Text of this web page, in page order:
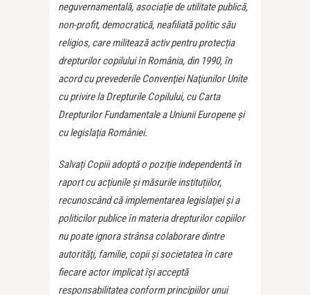
neguvernamentală, asociație de utilitate publică,
non-profit, democratică, neafiliată politic său
religios, care militează activ pentru protecția
drepturilor copilului în România, din 1990, în
acord cu prevederile Convenţiei Naţiunilor Unite
cu privire la Drepturile Copilului, cu Carta
Drepturilor Fundamentale a Uniunii Europene și
cu legislația României.
Salvați Copiii adoptă o poziție independentă în
raport cu acțiunile și măsurile instituțiilor,
recunoscând că implementarea legislaţiei şi a
politicilor publice în materia drepturilor copiilor
nu poate ignora strânsa colaborare dintre
autorităţi, familie, copii şi societatea în care
fiecare actor implicat îşi acceptă
responsabilitatea conform principiilor unui